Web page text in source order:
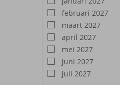
februari 2027
maart 2027
april 2027
mei 2027
juni 2027
juli 2027